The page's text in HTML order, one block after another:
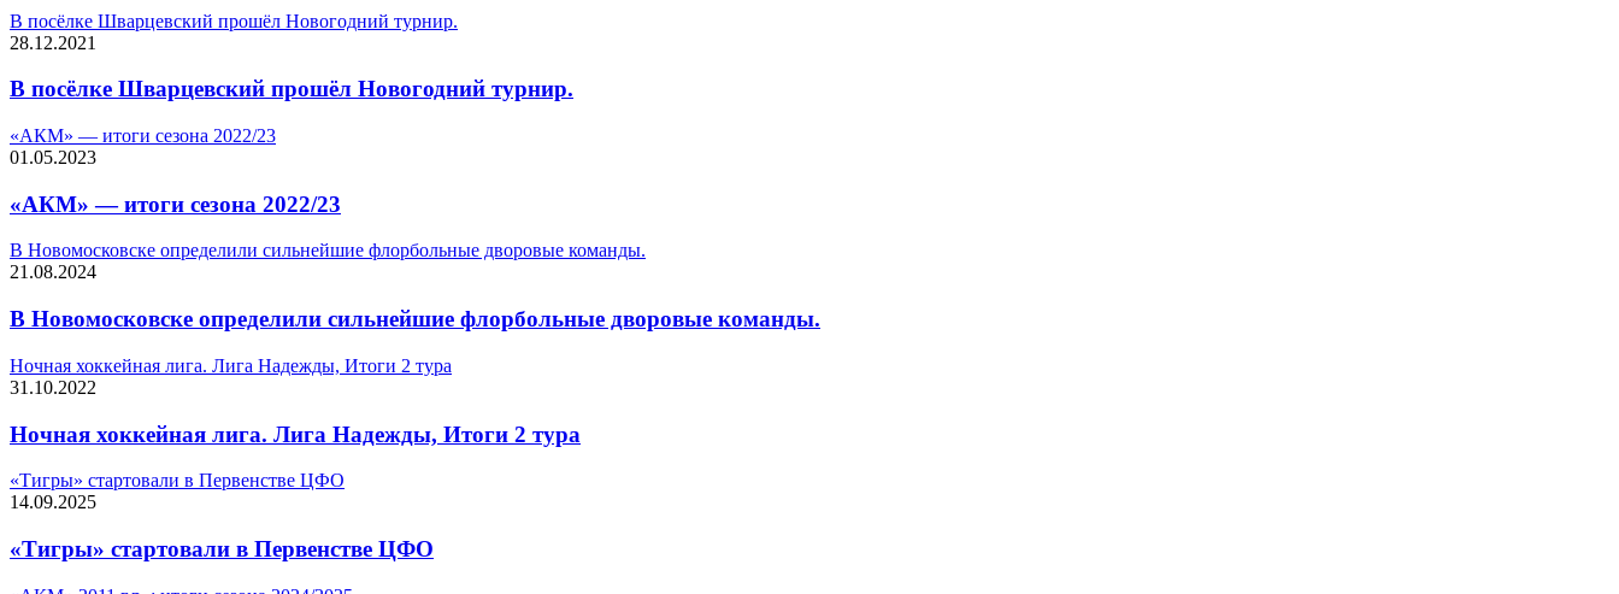
В посёлке Шварцевский прошёл Новогодний турнир.
28.12.2021
В посёлке Шварцевский прошёл Новогодний турнир.
«АКМ» — итоги сезона 2022/23
01.05.2023
«АКМ» — итоги сезона 2022/23
В Новомосковске определили сильнейшие флорбольные дворовые команды.
21.08.2024
В Новомосковске определили сильнейшие флорбольные дворовые команды.
Ночная хоккейная лига. Лига Надежды, Итоги 2 тура
31.10.2022
Ночная хоккейная лига. Лига Надежды, Итоги 2 тура
«Тигры» стартовали в Первенстве ЦФО
14.09.2025
«Тигры» стартовали в Первенстве ЦФО